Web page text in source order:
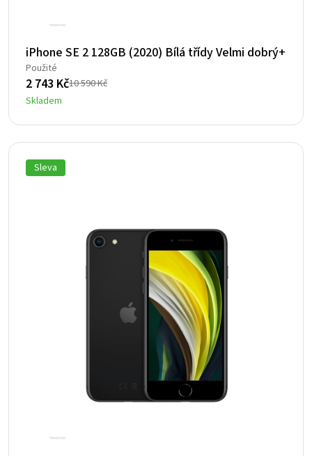
iPhone SE 2 128GB (2020) Bílá třídy Velmi dobrý+
Použité
10 590Kč
Původní
cena
byla:
10
590 Kč.
2 743 Kč
Aktuální
cena
je:
2
743 Kč.
Skladem
Sleva